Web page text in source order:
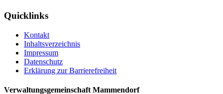
Quicklinks
Kontakt
Inhaltsverzeichnis
Impressum
Datenschutz
Erklärung zur Barrierefreiheit
Verwaltungsgemeinschaft Mammendorf